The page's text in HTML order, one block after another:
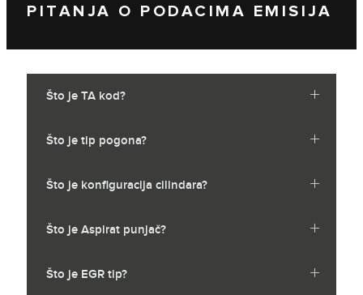
PITANJA O PODACIMA EMISIJA
Što je TA kod?
Što je tip pogona?
Što je konfiguracija cilindara?
Što je Aspirat punjač?
Što je EGR tip?